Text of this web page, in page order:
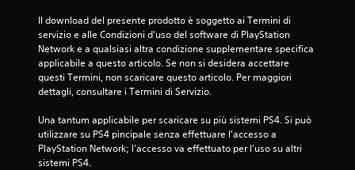
n
q
u
e
d
Il download del presente prodotto è soggetto ai Termini di
servizio e alle Condizioni d'uso del software di PlayStation
Network e a qualsiasi altra condizione supplementare specifica
applicabile a questo articolo. Se non si desidera accettare
questi Termini, non scaricare questo articolo. Per maggiori
dettagli, consultare i Termini di Servizio.
Una tantum applicabile per scaricare su più sistemi PS4. Si può
utilizzare su PS4 pincipale senza effettuare l'accesso a
PlayStation Network; l'accesso va effettuato per l'uso su altri
sistemi PS4.